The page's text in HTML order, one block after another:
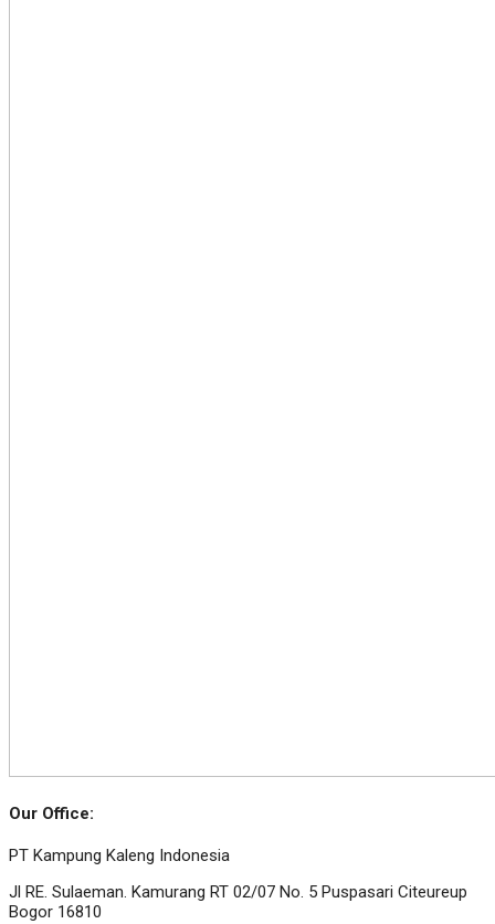
Our Office:
PT Kampung Kaleng Indonesia
Jl RE. Sulaeman. Kamurang RT 02/07 No. 5 Puspasari Citeureup
Bogor 16810